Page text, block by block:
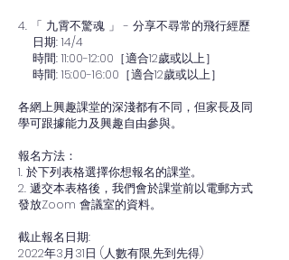
4. 「 九霄不驚魂 」 - 分享不尋常的飛行經歷
日期: 14/4
時間: 11:00-12:00［適合12歲或以上］
時間: 15:00-16:00［適合12歲或以上］
各網上興趣課堂的深淺都有不同，但家長及同
學可跟據能力及興趣自由參與。
報名方法：
1. 於下列表格選擇你想報名的課堂。
2. 遞交本表格後，我們會於課堂前以電郵方式
發放Zoom 會議室的資料。
截止報名日期:
2022年3月31日 (人數有限,先到先得)